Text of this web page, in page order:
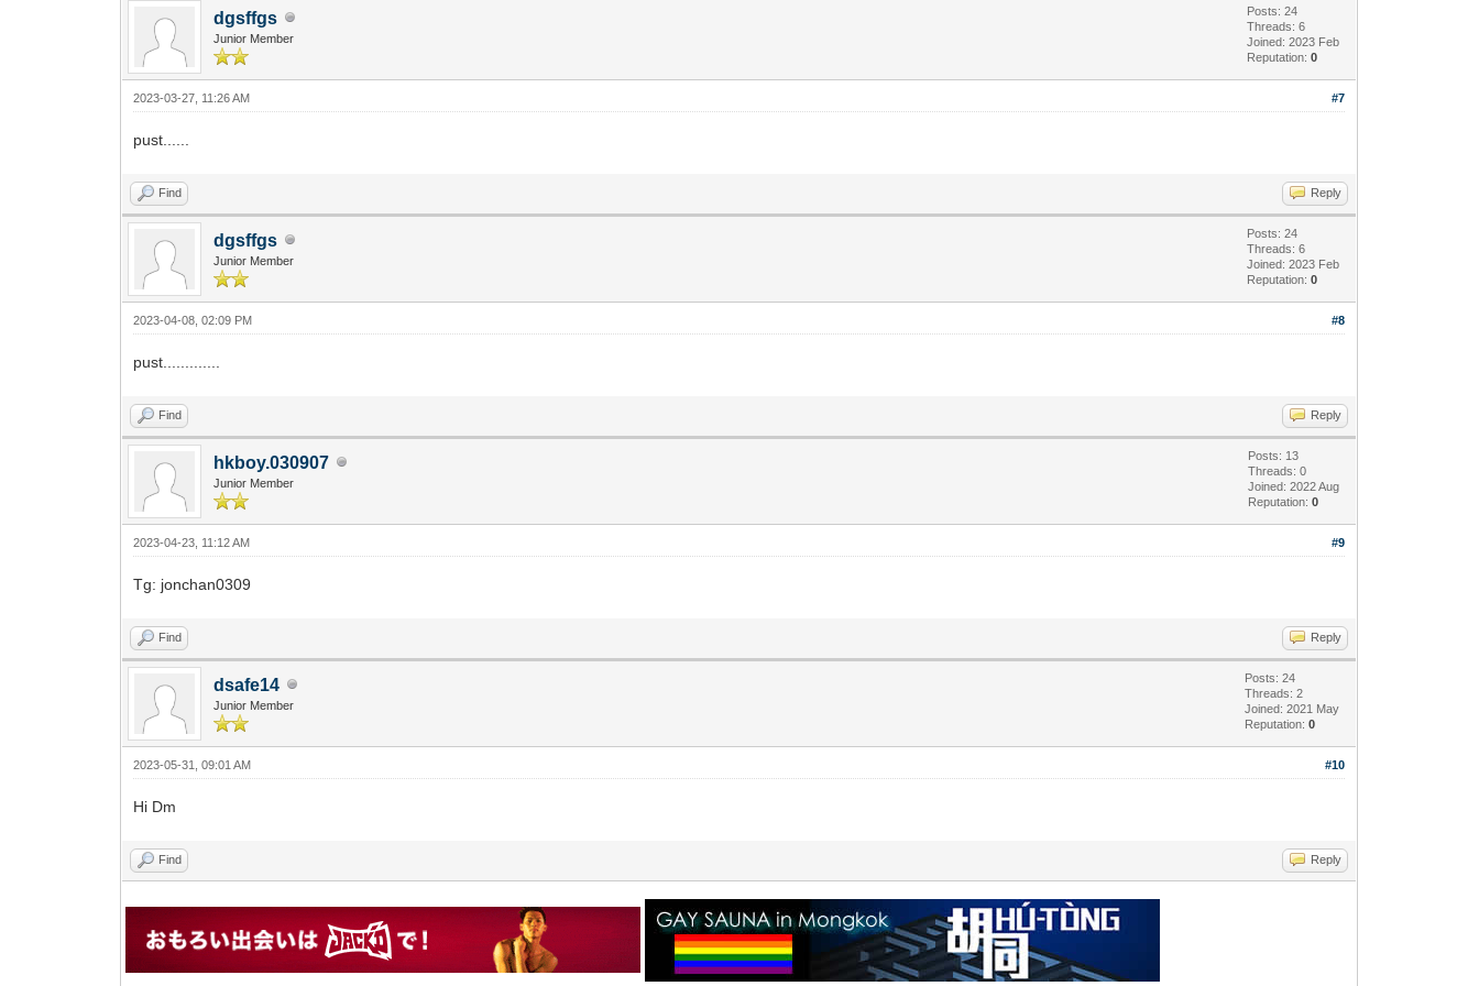
dgsffgs
Junior Member
Posts: 24
Threads: 6
Joined: 2023 Feb
Reputation:0
#7
2023-03-27, 11:26 AM
pust......
Find Reply
dgsffgs
Junior Member
Posts: 24
Threads: 6
Joined: 2023 Feb
Reputation:0
#8
2023-04-08, 02:09 PM
pust.............
Find Reply
hkboy.030907
Junior Member
Posts: 13
Threads: 0
Joined: 2022 Aug
Reputation:0
#9
2023-04-23, 11:12 AM
Tg: jonchan0309
Find Reply
dsafe14
Junior Member
Posts: 24
Threads: 2
Joined: 2021 May
Reputation:0
#10
2023-05-31, 09:01 AM
Hi Dm
Find Reply